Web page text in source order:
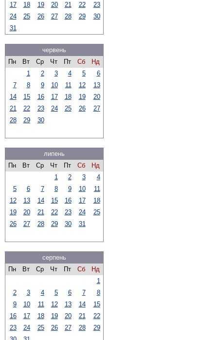
17
18 19 20 21 22
23
24
25 26 27 28 29
30
31
червень
Пн
Вт Ср Чт Пт Сб
Нд
1
2 3 4 5
6
7
8 9 10 11 12
13
14
15 16 17 18 19
20
21
22 23 24 25 26
27
28
29 30
липень
Пн
Вт Ср Чт Пт Сб
Нд
1
2 3
4
5
6 7 8 9 10
11
12
13 14 15 16 17
18
19
20 21 22 23 24
25
26
27 28 29 30 31
серпень
Пн
Вт Ср Чт Пт Сб
Нд
1
2
3 4 5 6 7
8
9
10 11 12 13 14
15
16
17 18 19 20 21
22
23
24 25 26 27 28
29